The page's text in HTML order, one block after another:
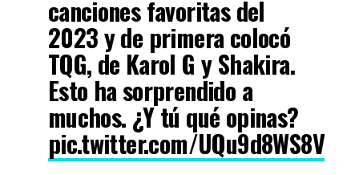
canciones favoritas del
2023 y de primera colocó
TQG, de Karol G y Shakira.
Esto ha sorprendido a
muchos. ¿Y tú qué opinas?
pic.twitter.com/UQu9d8WS8V